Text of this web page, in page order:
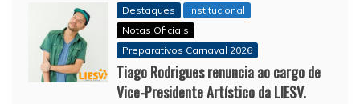
Destaques
Institucional
Notas Oficiais
Preparativos Carnaval 2026
Tiago Rodrigues renuncia ao cargo de
Vice-Presidente Artístico da LIESV.